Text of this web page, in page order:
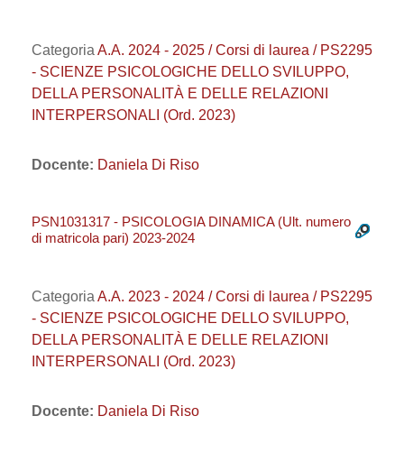
Categoria A.A. 2024 - 2025 / Corsi di laurea / PS2295
- SCIENZE PSICOLOGICHE DELLO SVILUPPO,
DELLA PERSONALITÀ E DELLE RELAZIONI
INTERPERSONALI (Ord. 2023)
Docente: Daniela Di Riso
PSN1031317 - PSICOLOGIA DINAMICA (Ult. numero
di matricola pari) 2023-2024
Categoria A.A. 2023 - 2024 / Corsi di laurea / PS2295
- SCIENZE PSICOLOGICHE DELLO SVILUPPO,
DELLA PERSONALITÀ E DELLE RELAZIONI
INTERPERSONALI (Ord. 2023)
Docente: Daniela Di Riso